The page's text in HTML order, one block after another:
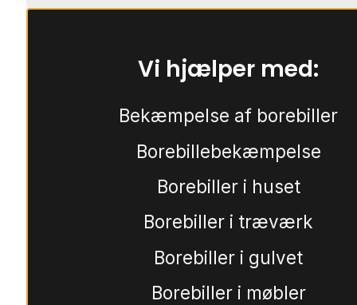
Vi hjælper med:
Bekæmpelse af borebiller
Borebillebekæmpelse
Borebiller i huset
Borebiller i træværk
Borebiller i gulvet
Borebiller i møbler